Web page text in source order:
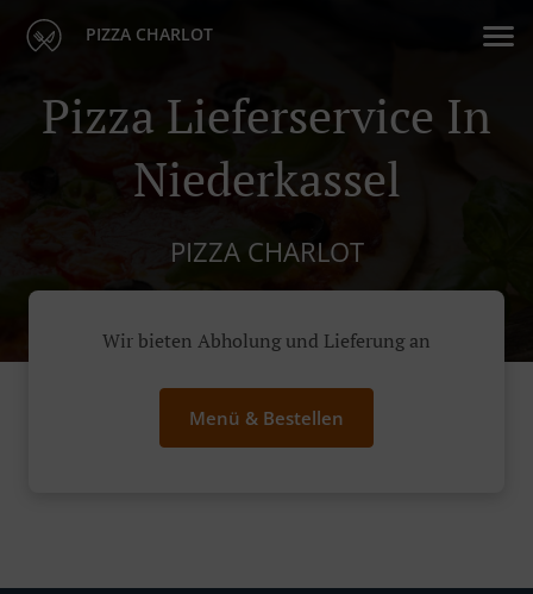
PIZZA CHARLOT
Pizza Lieferservice In
Niederkassel
PIZZA CHARLOT
Wir bieten Abholung und Lieferung an
Menü & Bestellen